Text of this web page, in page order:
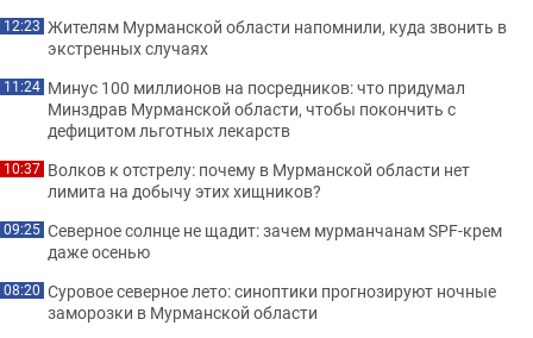
12:23 Жителям Мурманской области напомнили, куда звонить в
экстренных случаях
11:24 Минус 100 миллионов на посредников: что придумал
Минздрав Мурманской области, чтобы покончить с
дефицитом льготных лекарств
10:37 Волков к отстрелу: почему в Мурманской области нет
лимита на добычу этих хищников?
09:25 Северное солнце не щадит: зачем мурманчанам SPF-крем
даже осенью
08:20 Суровое северное лето: синоптики прогнозируют ночные
заморозки в Мурманской области